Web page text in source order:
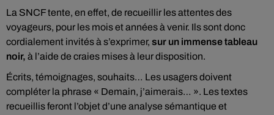
La SNCF tente, en effet, de recueillir les attentes des
voyageurs, pour les mois et années à venir. Ils sont donc
cordialement invités à s’exprimer, sur un immense tableau
noir, à l’aide de craies mises à leur disposition.
Écrits, témoignages, souhaits… Les usagers doivent
compléter la phrase « Demain, j’aimerais… ». Les textes
recueillis feront l’objet d’une analyse sémantique et